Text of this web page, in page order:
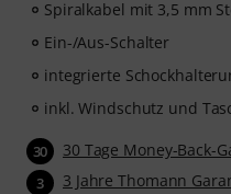
Spiralkabel mit 3,5 mm
Ein-/Aus-Schalter
integrierte
inkl. Windschutz und
30 30 Tage Money-Back-
3 3 Jahre Thomann